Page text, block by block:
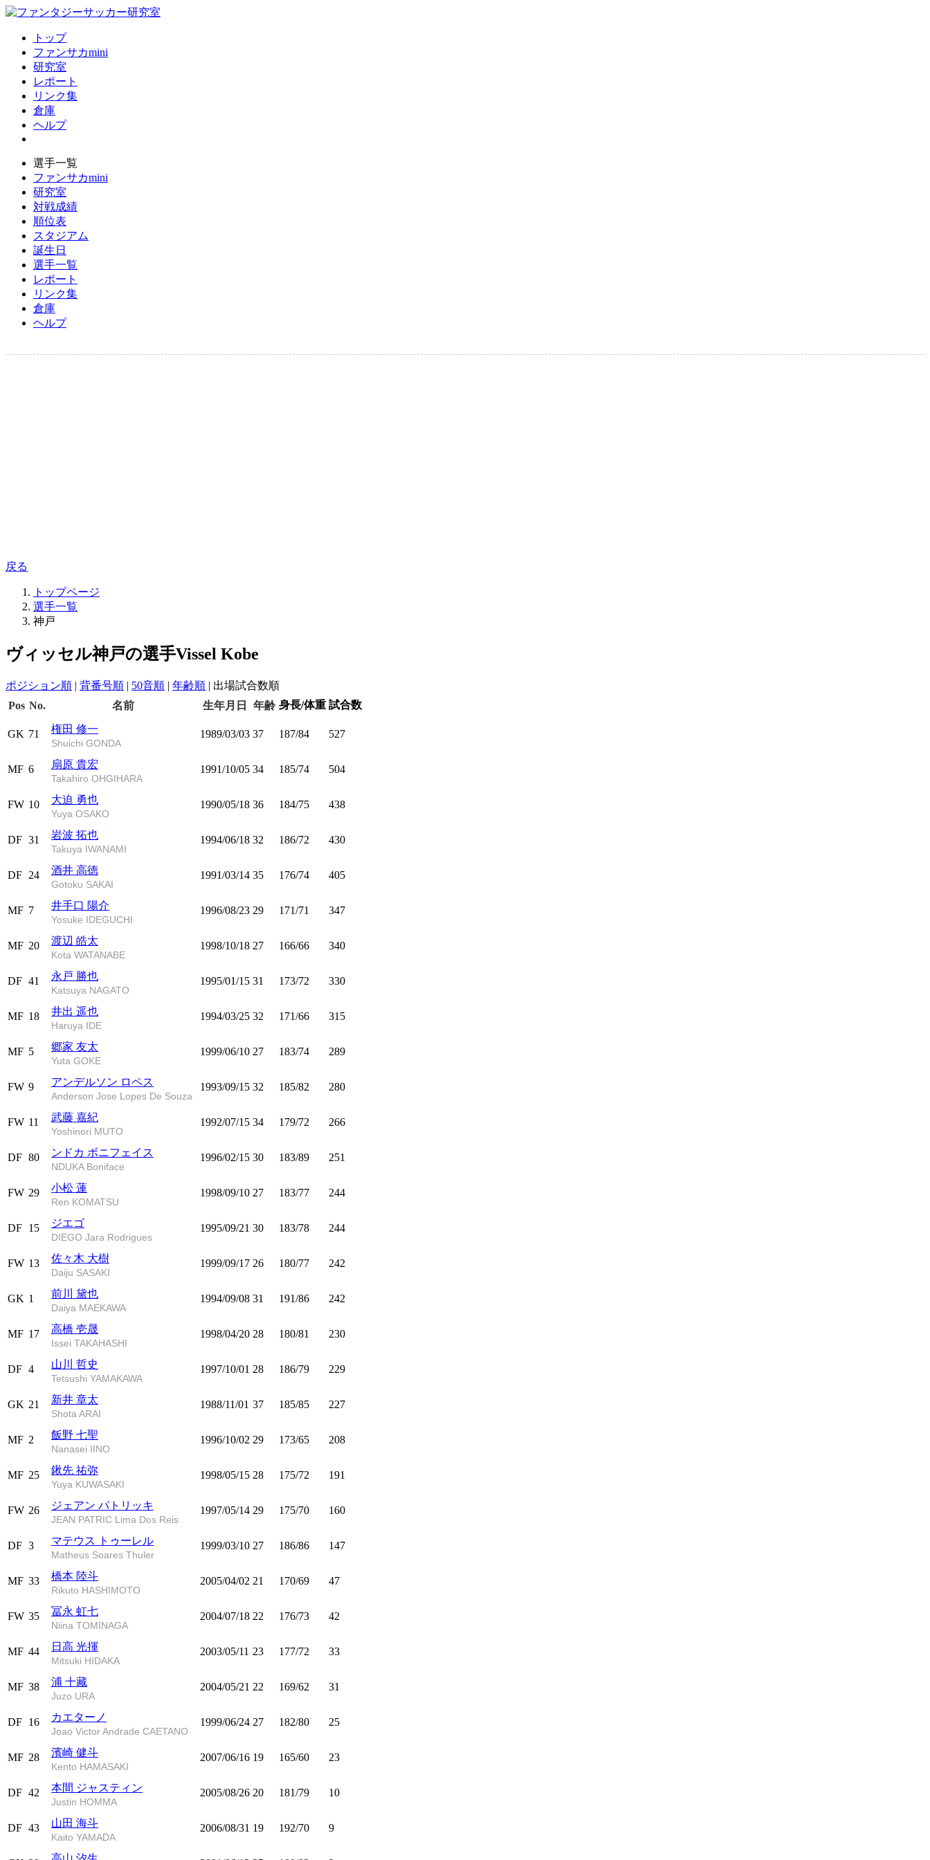
トップ
ファンサカmini
研究室
レポート
リンク集
倉庫
ヘルプ
選手一覧
ファンサカmini
研究室
対戦成績
順位表
スタジアム
誕生日
選手一覧
レポート
リンク集
倉庫
ヘルプ
戻る
トップページ
選手一覧
神戸
ヴィッセル神戸の選手Vissel Kobe
ポジション順 | 背番号順 | 50音順 | 年齢順 | 出場試合数順
Pos No. 名前 生年月日 年齢 身長/体重 試合数
GK 71 権田 修一
Shuichi GONDA
1989/03/03 37 187/84 527
MF 6 扇原 貴宏
Takahiro OHGIHARA
1991/10/05 34 185/74 504
FW 10 大迫 勇也
Yuya OSAKO
1990/05/18 36 184/75 438
DF 31 岩波 拓也
Takuya IWANAMI
1994/06/18 32 186/72 430
DF 24 酒井 高徳
Gotoku SAKAI
1991/03/14 35 176/74 405
MF 7 井手口 陽介
Yosuke IDEGUCHI
1996/08/23 29 171/71 347
MF 20 渡辺 皓太
Kota WATANABE
1998/10/18 27 166/66 340
DF 41 永戸 勝也
Katsuya NAGATO
1995/01/15 31 173/72 330
MF 18 井出 遥也
Haruya IDE
1994/03/25 32 171/66 315
MF 5 郷家 友太
Yuta GOKE
1999/06/10 27 183/74 289
FW 9 アンデルソン ロペス
Anderson Jose Lopes De Souza
1993/09/15 32 185/82 280
FW 11 武藤 嘉紀
Yoshinori MUTO
1992/07/15 34 179/72 266
DF 80 ンドカ ボニフェイス
NDUKA Boniface
1996/02/15 30 183/89 251
FW 29 小松 蓮
Ren KOMATSU
1998/09/10 27 183/77 244
DF 15 ジエゴ
DIEGO Jara Rodrigues
1995/09/21 30 183/78 244
FW 13 佐々木 大樹
Daiju SASAKI
1999/09/17 26 180/77 242
GK 1 前川 黛也
Daiya MAEKAWA
1994/09/08 31 191/86 242
MF 17 高橋 壱晟
Issei TAKAHASHI
1998/04/20 28 180/81 230
DF 4 山川 哲史
Tetsushi YAMAKAWA
1997/10/01 28 186/79 229
GK 21 新井 章太
Shota ARAI
1988/11/01 37 185/85 227
MF 2 飯野 七聖
Nanasei IINO
1996/10/02 29 173/65 208
MF 25 鍬先 祐弥
Yuya KUWASAKI
1998/05/15 28 175/72 191
FW 26 ジェアン パトリッキ
JEAN PATRIC Lima Dos Reis
1997/05/14 29 175/70 160
DF 3 マテウス トゥーレル
Matheus Soares Thuler
1999/03/10 27 186/86 147
MF 33 橋本 陸斗
Rikuto HASHIMOTO
2005/04/02 21 170/69 47
FW 35 冨永 虹七
Niina TOMINAGA
2004/07/18 22 176/73 42
MF 44 日高 光揮
Mitsuki HIDAKA
2003/05/11 23 177/72 33
MF 38 浦 十藏
Juzo URA
2004/05/21 22 169/62 31
DF 16 カエターノ
Joao Victor Andrade CAETANO
1999/06/24 27 182/80 25
MF 28 濱崎 健斗
Kento HAMASAKI
2007/06/16 19 165/60 23
DF 42 本間 ジャスティン
Justin HOMMA
2005/08/26 20 181/79 10
DF 43 山田 海斗
Kaito YAMADA
2006/08/31 19 192/70 9